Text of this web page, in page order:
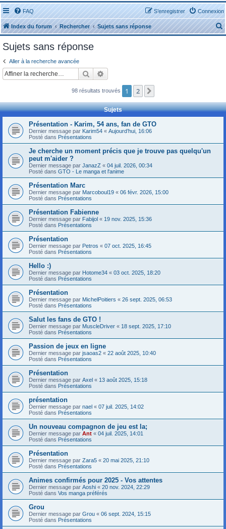
FAQ Connexion
S’enregistrer
Index du forum Rechercher Sujets sans réponse
e
h
Sujets sans réponse
Aller à la recherche avancée
Rechercher
98 résultats trouvés 1 2
Sujets
Présentation - Karim, 54 ans, fan de GTO
Dernier message par Karim54 « Aujourd’hui, 16:06
Posté dans Présentations
Je cherche un moment précis que je trouve pas quelqu'un
peut m'aider ?
Dernier message par JanazZ « 04 juil. 2026, 00:34
Posté dans GTO - Le manga et l'anime
Présentation Marc
Dernier message par Marcoboul19 « 06 févr. 2026, 15:00
Posté dans Présentations
Présentation Fabienne
Dernier message par Fabijol « 19 nov. 2025, 15:36
Posté dans Présentations
Présentation
Dernier message par Petros « 07 oct. 2025, 16:45
Posté dans Présentations
Hello :)
Dernier message par Hotome34 « 03 oct. 2025, 18:20
Posté dans Présentations
Présentation
Dernier message par MichelPoitiers « 26 sept. 2025, 06:53
Posté dans Présentations
Salut les fans de GTO !
Dernier message par MuscleDriver « 18 sept. 2025, 17:10
Posté dans Présentations
Passion de jeux en ligne
Dernier message par jsaoas2 « 22 août 2025, 10:40
Posté dans Présentations
Présentation
Dernier message par Axel « 13 août 2025, 15:18
Posté dans Présentations
présentation
Dernier message par nael « 07 juil. 2025, 14:02
Posté dans Présentations
Un nouveau compagnon de jeu est la;
Dernier message par Ant « 04 juil. 2025, 14:01
Posté dans Présentations
Présentation
Dernier message par Zara5 « 20 mai 2025, 21:10
Posté dans Présentations
Animes confirmés pour 2025 - Vos attentes
Dernier message par Aoshi « 20 nov. 2024, 22:29
Posté dans Vos manga préférés
Grou
Dernier message par Grou « 06 sept. 2024, 15:15
Posté dans Présentations